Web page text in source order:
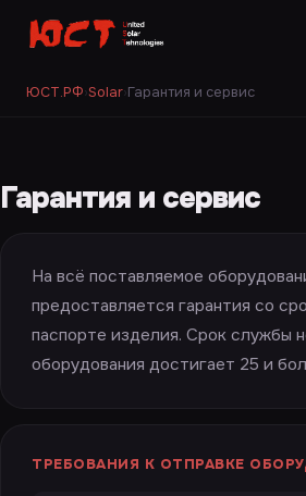
ЮСТ.РФ›Solar›Гарантия и сервис
Гарантия и сервис
На всё поставляемое
предоставляется гарантия со
паспорте изделия. Срок службы
оборудования достигает 25 и
ТРЕБОВАНИЯ К ОТПРАВКЕ